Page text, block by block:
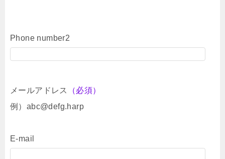
Phone number2
メールアドレス
（必須）
例）abc@defg.harp
E-mail